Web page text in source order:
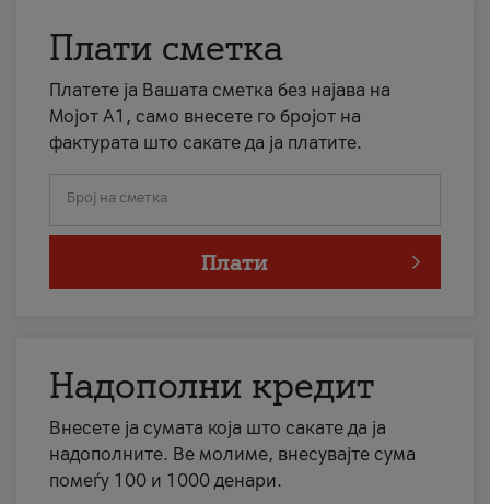
Плати сметка
Платете ја Вашата сметка без најава на
Мојот А1, само внесете го бројот на
фактурата што сакате да ја платите.
Број на сметка
Плати
Надополни кредит
Внесете ја сумата која што сакате да ја
надополните. Ве молиме, внесувајте сума
помеѓу 100 и 1000 денари.